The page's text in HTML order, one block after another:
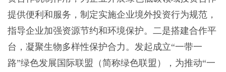
提供便利和服务，制定实施企业境外投资行为规范，
指导企业加强资源节约和环境保护。二是搭建合作平
台，凝聚生物多样性保护合力。发起成立“一带一
路”绿色发展国际联盟（简称绿色联盟），为推动“一